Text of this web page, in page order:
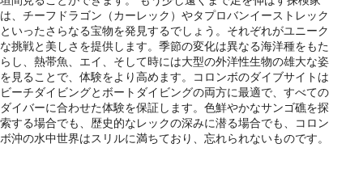
は、チーフドラゴン（カーレック）やタプロバンイーストレック
といったさらなる宝物を発見するでしょう。それぞれがユニーク
な挑戦と美しさを提供します。季節の変化は異なる海洋種をもた
らし、熱帯魚、エイ、そして時には大型の外洋性生物の雄大な姿
を見ることで、体験をより高めます。コロンボのダイブサイトは
ビーチダイビングとボートダイビングの両方に最適で、すべての
ダイバーに合わせた体験を保証します。色鮮やかなサンゴ礁を探
索する場合でも、歴史的なレックの深みに潜る場合でも、コロン
ボ沖の水中世界はスリルに満ちており、忘れられないものです。